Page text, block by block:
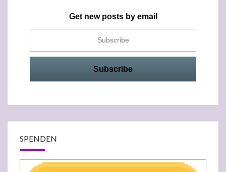
Get new posts by email
SPENDEN